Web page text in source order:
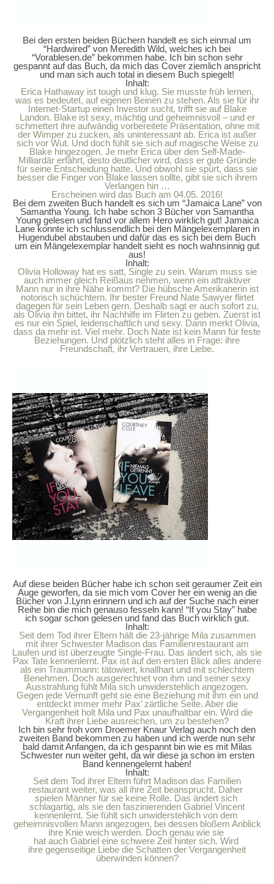
Bei den ersten beiden Büchern handelt es sich einmal um
“Hardwired” von Meredith Wild, welches ich bei
“Vorablesen.de” bekommen habe. Ich bin schon sehr
gespannt auf das Buch, da mich das Cover ziemlich anspricht
und man sich auch total in diesem Buch spiegelt!
Inhalt:
Erica Hathaway ist tough und klug. Sie musste früh lernen,
was es bedeutet, auf eigenen Beinen zu stehen. Als sie für ihr
Internet-Startup einen Investor sucht, trifft sie auf Blake
Landon. Blake ist sexy, mächtig und geheimnisvoll – und er
schmettert ihre aufwändig vorbereitete Präsentation, ohne mit
der Wimper zu zucken, als uninteressant ab. Erica ist außer
sich vor Wut. Und doch fühlt sie sich auf magische Weise zu
Blake hingezogen. Je mehr Erica über den Self-Made-
Milliardär erfährt, desto deutlicher wird, dass er gute Gründe
für seine Entscheidung hatte. Und obwohl sie spürt, dass sie
besser die Finger von Blake lassen sollte, gibt sie sich ihrem
Verlangen hin …
Erscheinen wird das Buch am 04.05. 2016!
Bei dem zweiten Buch handelt es sich um “Jamaica Lane” von
Samantha Young. Ich habe schon 3 Bücher von Samantha
Young gelesen und fand vor allem Hero wirklich gut! Jamaica
Lane konnte ich schlussendlich bei den Mängelexemplaren in
Hugendubel abstauben und dafür das es sich bei dem Buch
um ein Mängelexemplar handelt sieht es noch wahnsinnig gut
aus!
Inhalt:
Olivia Holloway hat es satt, Single zu sein. Warum muss sie
auch immer gleich Reißaus nehmen, wenn ein attraktiver
Mann nur in ihre Nähe kommt? Die hübsche Amerikanerin ist
notorisch schüchtern. Ihr bester Freund Nate Sawyer flirtet
dagegen für sein Leben gern. Deshalb sagt er auch sofort zu,
als Olivia ihn bittet, ihr Nachhilfe im Flirten zu geben. Zuerst ist
es nur ein Spiel, leidenschaftlich und sexy. Dann merkt Olivia,
dass da mehr ist. Viel mehr. Doch Nate ist kein Mann für feste
Beziehungen. Und plötzlich steht alles in Frage: ihre
Freundschaft, ihr Vertrauen, ihre Liebe.
Auf diese beiden Bücher habe ich schon seit geraumer Zeit ein
Auge geworfen, da sie mich vom Cover her ein wenig an die
Bücher von J.Lynn erinnern und ich auf der Suche nach einer
Reihe bin die mich genauso fesseln kann! “If you Stay” habe
ich sogar schon gelesen und fand das Buch wirklich gut.
Inhalt:
Seit dem Tod ihrer Eltern hält die 23-jährige Mila zusammen
mit ihrer Schwester Madison das Familienrestaurant am
Laufen und ist überzeugte Single-Frau. Das ändert sich, als sie
Pax Tate kennenlernt. Pax ist auf den ersten Blick alles andere
als ein Traummann: tätowiert, knallhart und mit schlechtem
Benehmen. Doch ausgerechnet von ihm und seiner sexy
Ausstrahlung fühlt Mila sich unwiderstehlich angezogen.
Gegen jede Vernunft geht sie eine Beziehung mit ihm ein und
entdeckt immer mehr Pax’ zärtliche Seite. Aber die
Vergangenheit holt Mila und Pax unaufhaltbar ein. Wird die
Kraft ihrer Liebe ausreichen, um zu bestehen?
Ich bin sehr froh vom Droemer Knaur Verlag auch noch den
zweiten Band bekommen zu haben und ich werde nun sehr
bald damit Anfangen, da ich gespannt bin wie es mit Milas
Schwester nun weiter geht, da wir diese ja schon im ersten
Band kennengelernt haben!
Inhalt:
Seit dem Tod ihrer Eltern führt Madison das Familien­
restaurant weiter, was all ihre Zeit beansprucht. Daher
spielen Männer für sie keine Rolle. Das ändert sich
schlagartig, als sie den faszinierenden Gabriel Vincent
kennenlernt. Sie fühlt sich unwiderstehlich von dem
geheimnisvollen Mann angezogen, bei dessen bloßem Anblick
ihre Knie weich werden. Doch genau wie sie
hat auch Gabriel eine schwere Zeit hinter sich. Wird
ihre gegenseitige Liebe die Schatten der Vergangenheit
überwinden können?